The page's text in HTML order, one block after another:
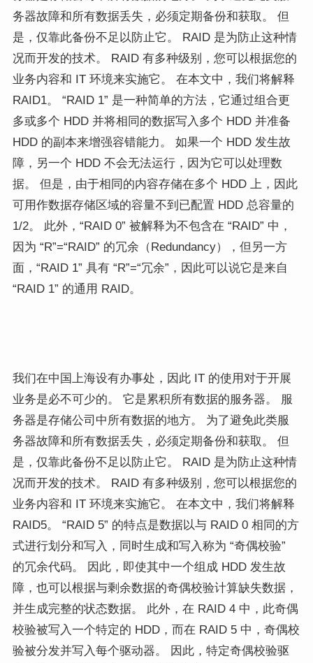
务器故障和所有数据丢失，必须定期备份和获取。 但
是，仅靠此备份不足以防止它。 RAID 是为防止这种情
况而开发的技术。 RAID 有多种级别，您可以根据您的
业务内容和 IT 环境来实施它。 在本文中，我们将解释
RAID1。 “RAID 1” 是一种简单的方法，它通过组合更
多或多个 HDD 并将相同的数据写入多个 HDD 并准备
HDD 的副本来增强容错能力。 如果一个 HDD 发生故
障，另一个 HDD 不会无法运行，因为它可以处理数
据。 但是，由于相同的内容存储在多个 HDD 上，因此
可用作数据存储区域的容量不到已配置 HDD 总容量的
1/2。 此外，“RAID 0” 被解释为不包含在 “RAID” 中，
因为 “R”=“RAID” 的冗余（Redundancy），但另一方
面，“RAID 1” 具有 “R”=“冗余”，因此可以说它是来自
“RAID 1” 的通用 RAID。
我们在中国上海设有办事处，因此 IT 的使用对于开展
业务是必不可少的。 它是累积所有数据的服务器。 服
务器是存储公司中所有数据的地方。 为了避免此类服
务器故障和所有数据丢失，必须定期备份和获取。 但
是，仅靠此备份不足以防止它。 RAID 是为防止这种情
况而开发的技术。 RAID 有多种级别，您可以根据您的
业务内容和 IT 环境来实施它。 在本文中，我们将解释
RAID5。 “RAID 5” 的特点是数据以与 RAID 0 相同的方
式进行划分和写入，同时生成和写入称为 “奇偶校验”
的冗余代码。 因此，即使其中一个组成 HDD 发生故
障，也可以根据与剩余数据的奇偶校验计算缺失数据，
并生成完整的状态数据。 此外，在 RAID 4 中，此奇偶
校验被写入一个特定的 HDD，而在 RAID 5 中，奇偶校
验被分发并写入每个驱动器。 因此，特定奇偶校验驱